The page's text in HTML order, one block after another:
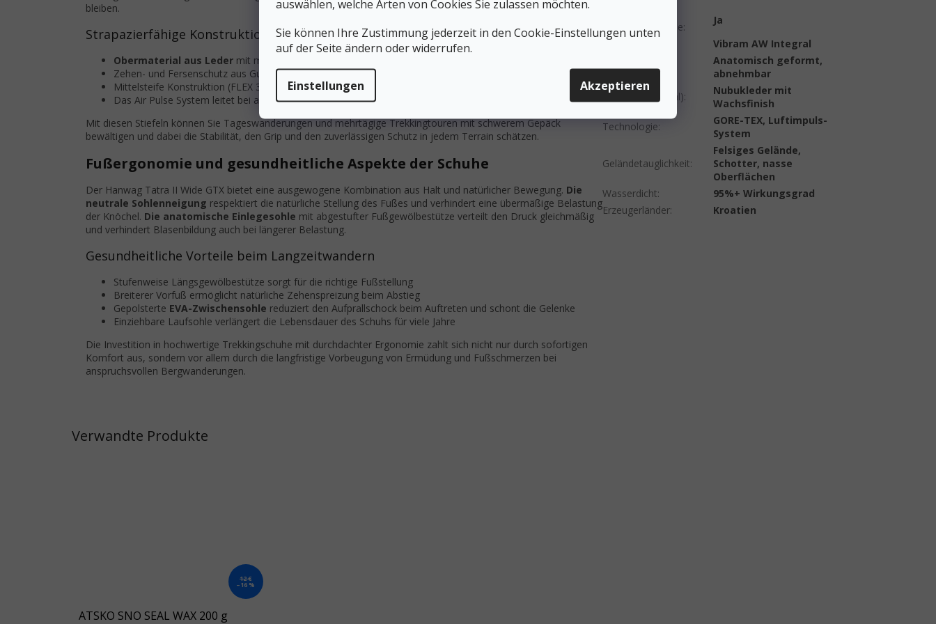
auswählen, welche Arten von Cookies Sie zulassen möchten.
Sie können Ihre Zustimmung jederzeit in den Cookie-Einstellungen unten
auf der Seite ändern oder widerrufen.
Einstellungen Akzeptieren
Verwandte Produkte
12 €
–16 %
ATSKO SNO SEAL WAX 200 g
bleiben.
Strapazierfähige Konstruktion für Wanderungen
Obermaterial aus Leder mit minimalen Nähten erhöht die Durchstichfestigkeit
Zehen- und Fersenschutz aus Gummi erhöht die Strapazierfähigkeit auf technischem Terrain
Mittelsteife Konstruktion (FLEX 3) bietet Unterstützung bei Auf- und Abstiegen
Das Air Pulse System leitet bei anstrengenden Aktivitäten die Feuchtigkeit vom Knöchelbereich weg
Mit diesen Stiefeln können Sie Tageswanderungen und mehrtägige Trekkingtouren mit schwerem Gepäck
bewältigen und dabei die Stabilität, den Grip und den zuverlässigen Schutz in jedem Terrain schätzen.
Fußergonomie und gesundheitliche Aspekte der Schuhe
Der Hanwag Tatra II Wide GTX bietet eine ausgewogene Kombination aus Halt und natürlicher Bewegung. Die
neutrale Sohlenneigung respektiert die natürliche Stellung des Fußes und verhindert eine übermäßige Belastung
der Knöchel. Die anatomische Einlegesohle mit abgestufter Fußgewölbestütze verteilt den Druck gleichmäßig
und verhindert Blasenbildung auch bei längerer Belastung.
Gesundheitliche Vorteile beim Langzeitwandern
Stufenweise Längsgewölbestütze sorgt für die richtige Fußstellung
Breiterer Vorfuß ermöglicht natürliche Zehenspreizung beim Abstieg
Gepolsterte EVA-Zwischensohle reduziert den Aufprallschock beim Auftreten und schont die Gelenke
Einziehbare Laufsohle verlängert die Lebensdauer des Schuhs für viele Jahre
Die Investition in hochwertige Trekkingschuhe mit durchdachter Ergonomie zahlt sich nicht nur durch sofortigen
Komfort aus, sondern vor allem durch die langfristige Vorbeugung von Ermüdung und Fußschmerzen bei
anspruchsvollen Bergwanderungen.
Ziehens der Sohle:
Ja
Einzige
Vibram AW Integral
(Innensohle):
Anatomisch geformt,
abnehmbar
Oberteil (Material):
Nubukleder mit
Wachsfinish
Technologie:
GORE-TEX, Luftimpuls-
System
Geländetauglichkeit:
Felsiges Gelände,
Schotter, nasse
Oberflächen
Wasserdicht:
95%+ Wirkungsgrad
Erzeugerländer: Kroatien